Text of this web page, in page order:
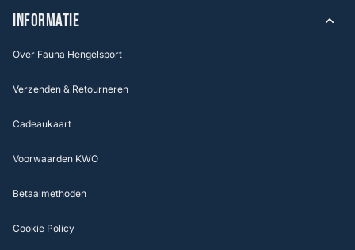
INFORMATIE
Over Fauna Hengelsport
Verzenden & Retourneren
Cadeaukaart
Voorwaarden KWO
Betaalmethoden
Cookie Policy